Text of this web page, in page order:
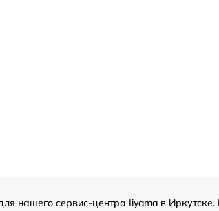
нашего сервис-центра Iiyama в